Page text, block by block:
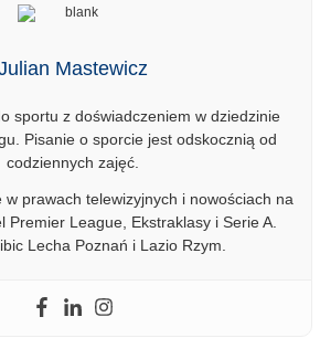
Mastewicz
sportu z doświadczeniem w dziedzinie
Pisanie o sporcie jest odskocznią od
codziennych zajęć.
w prawach telewizyjnych i nowościach na
Premier League, Ekstraklasy i Serie A.
Lecha Poznań i Lazio Rzym.